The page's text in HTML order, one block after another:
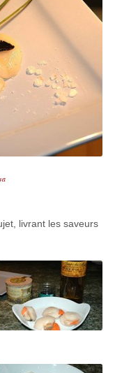
livrant les saveurs